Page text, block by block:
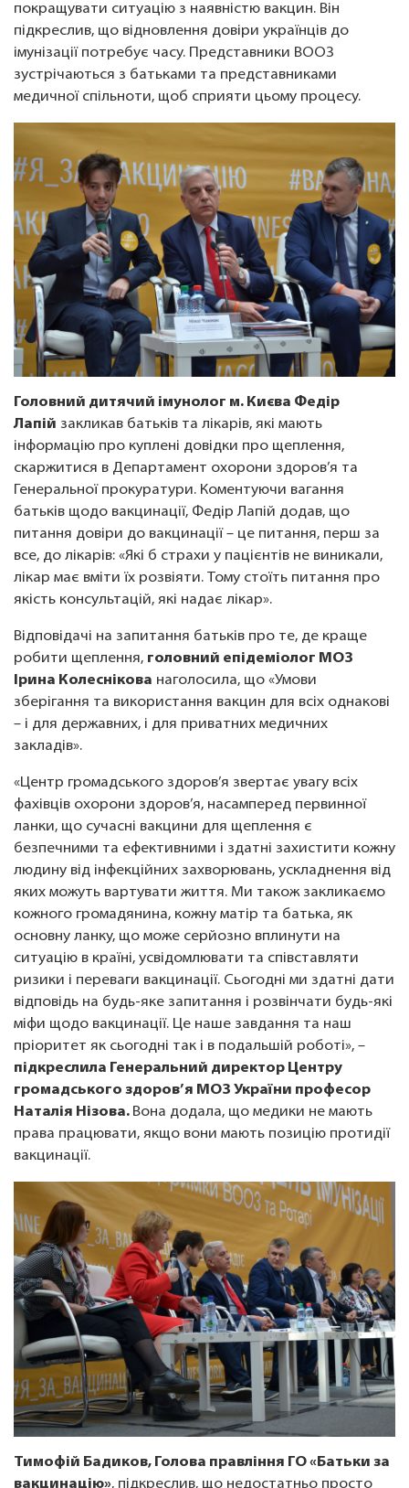
покращувати ситуацію з наявністю вакцин. Він
підкреслив, що відновлення довіри українців до
імунізації потребує часу. Представники ВООЗ
зустрічаються з батьками та представниками
медичної спільноти, щоб сприяти цьому процесу.
Головний дитячий імунолог м. Києва Федір
Лапій закликав батьків та лікарів, які мають
інформацію про куплені довідки про щеплення,
скаржитися в Департамент охорони здоров’я та
Генеральної прокуратури. Коментуючи вагання
батьків щодо вакцинації, Федір Лапій додав, що
питання довіри до вакцинації – це питання, перш за
все, до лікарів: «Які б страхи у пацієнтів не виникали,
лікар має вміти їх розвіяти. Тому стоїть питання про
якість консультацій, які надає лікар».
Відповідачі на запитання батьків про те, де краще
робити щеплення, головний епідеміолог МОЗ
Ірина Колеснікова наголосила, що «Умови
зберігання та використання вакцин для всіх однакові
– і для державних, і для приватних медичних
закладів».
«Центр громадського здоров’я звертає увагу всіх
фахівців охорони здоров’я, насамперед первинної
ланки, що сучасні вакцини для щеплення є
безпечними та ефективними і здатні захистити кожну
людину від інфекційних захворювань, ускладнення від
яких можуть вартувати життя. Ми також закликаємо
кожного громадянина, кожну матір та батька, як
основну ланку, що може серйозно вплинути на
ситуацію в країні, усвідомлювати та співставляти
ризики і переваги вакцинації. Сьогодні ми здатні дати
відповідь на будь-яке запитання і розвінчати будь-які
міфи щодо вакцинації. Це наше завдання та наш
пріоритет як сьогодні так і в подальшій роботі», –
підкреслила Генеральний директор Центру
громадського здоров’я МОЗ України професор
Наталія Нізова. Вона додала, що медики не мають
права працювати, якщо вони мають позицію протидії
вакцинації.
Тимофій Бадиков, Голова правління ГО «Батьки за
вакцинацію», підкреслив, що недостатньо просто